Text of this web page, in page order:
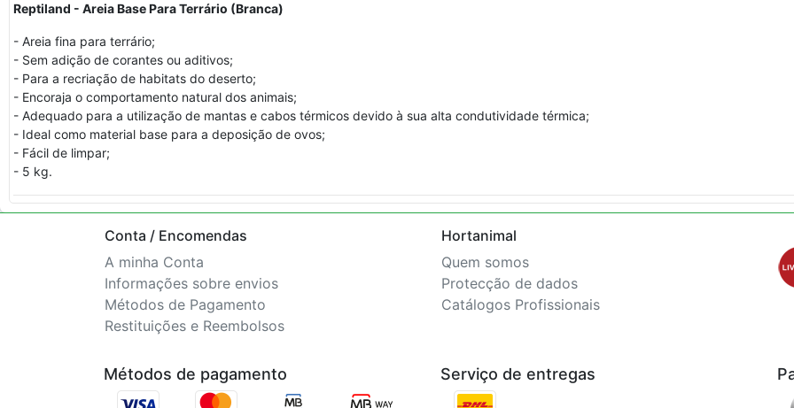
Reptiland - Areia Base Para Terrário (Branca)
- Areia fina para terrário;
- Sem adição de corantes ou aditivos;
- Para a recriação de habitats do deserto;
- Encoraja o comportamento natural dos animais;
- Adequado para a utilização de mantas e cabos térmicos devido à sua alta condutividade térmica;
- Ideal como material base para a deposição de ovos;
- Fácil de limpar;
- 5 kg.
Conta / Encomendas
A minha Conta
Informações sobre envios
Métodos de Pagamento
Restituições e Reembolsos
Hortanimal
Quem somos
Protecção de dados
Catálogos Profissionais
Métodos de pagamento Serviço de entregas